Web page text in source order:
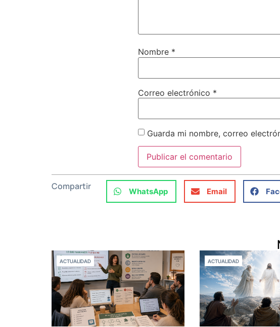
Nombre *
Correo electrónico *
Guarda mi nombre, correo
Compartir WhatsApp Email
ACTUALIDAD ACTUALIDAD